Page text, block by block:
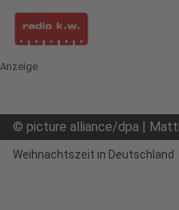
Anzeige
© picture alliance/dpa |
Weihnachtszeit in Deutschland